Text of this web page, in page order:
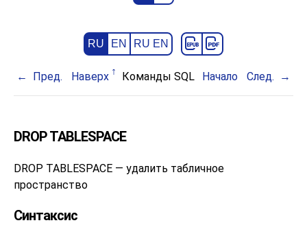
RU EN RU EN
Пред. Наверх Команды SQL Начало След.
DROP TABLESPACE
DROP TABLESPACE — удалить табличное
пространство
Синтаксис